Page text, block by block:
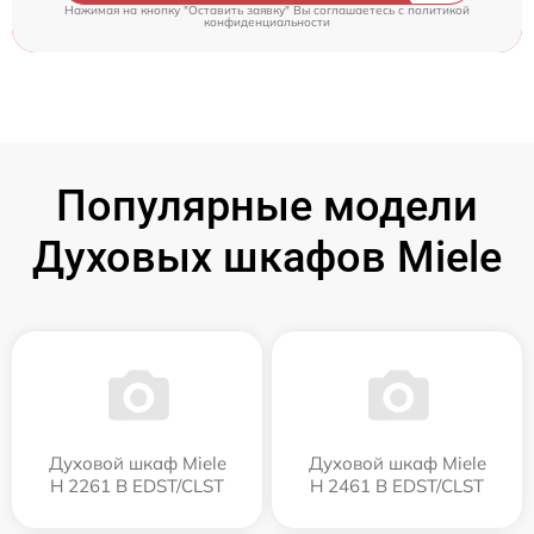
Нажимая на кнопку "Оставить заявку" Вы соглашаетесь cполитикой
конфиденциальности
Популярные модели
Духовых шкафов Miele
Духовой шкаф Miele
H 2261 B EDST/CLST
Духовой шкаф Miele
H 2461 B EDST/CLST